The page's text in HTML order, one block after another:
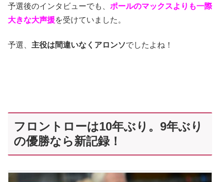
予選後のインタビューでも、 ポールのマックスよりも一際
大きな大声援を受けていました。
予選、 主役は間違いなくアロンソでしたよね！
フロントローは10年ぶり。9年ぶり
の優勝なら新記録！